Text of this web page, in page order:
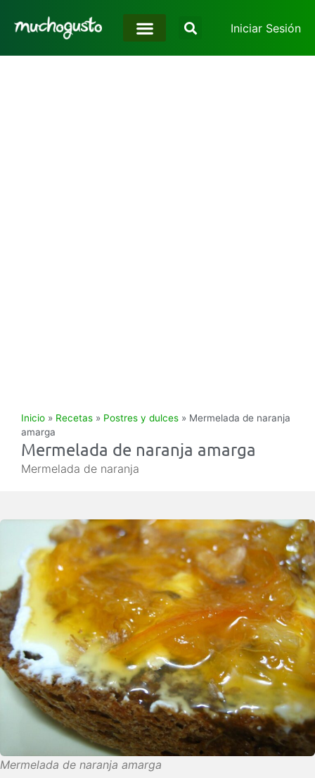
Iniciar Sesión
Inicio » Recetas » Postres y dulces » Mermelada de naranja
amarga
Mermelada de naranja amarga
Mermelada de naranja
Mermelada de naranja amarga